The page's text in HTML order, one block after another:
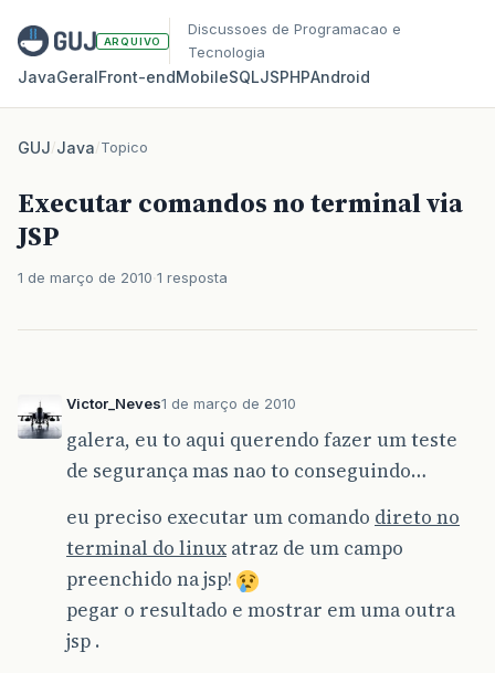
ARQUIVO
Discussoes de Programacao e
Tecnologia
JavaGeralFront‑endMobileSQLJSPHPAndroid
GUJ/Java/Topico
Executar comandos no terminal via
JSP
1 de março de 2010 1 resposta
Victor_Neves1 de março de 2010
galera, eu to aqui querendo fazer um teste
de segurança mas nao to conseguindo…
eu preciso executar um comando direto no
terminal do linux atraz de um campo
preenchido na jsp!
pegar o resultado e mostrar em uma outra
jsp .